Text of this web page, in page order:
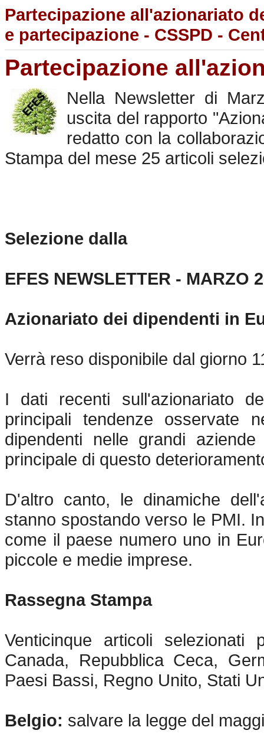
Partecipazione all'azionariato
e partecipazione - CSSPD -
Partecipazione
Nella Newsletter di
uscita del rapporto
redatto con la
Stampa del mese 25 articoli
Selezione dalla
EFES NEWSLETTER - MARZO
Azionariato dei dipendenti in
Verrà reso disponibile dal giorno
I dati recenti sull'azionariato
principali tendenze osservate
dipendenti nelle grandi
principale di questo
D'altro canto, le dinamiche
stanno spostando verso le PMI.
come il paese numero uno in
piccole e medie imprese.
Rassegna Stampa
Venticinque articoli
Canada, Repubblica Ceca,
Paesi Bassi, Regno Unito, Stati
Belgio: salvare la legge del